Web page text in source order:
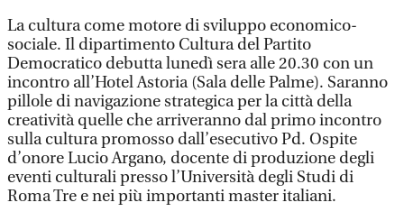
La cultura come motore di sviluppo economico-
sociale. Il dipartimento Cultura del Partito
Democratico debutta lunedì sera alle 20.30 con un
incontro all’Hotel Astoria (Sala delle Palme). Saranno
pillole di navigazione strategica per la città della
creatività quelle che arriveranno dal primo incontro
sulla cultura promosso dall’esecutivo Pd. Ospite
d’onore Lucio Argano, docente di produzione degli
eventi culturali presso l’Università degli Studi di
Roma Tre e nei più importanti master italiani.